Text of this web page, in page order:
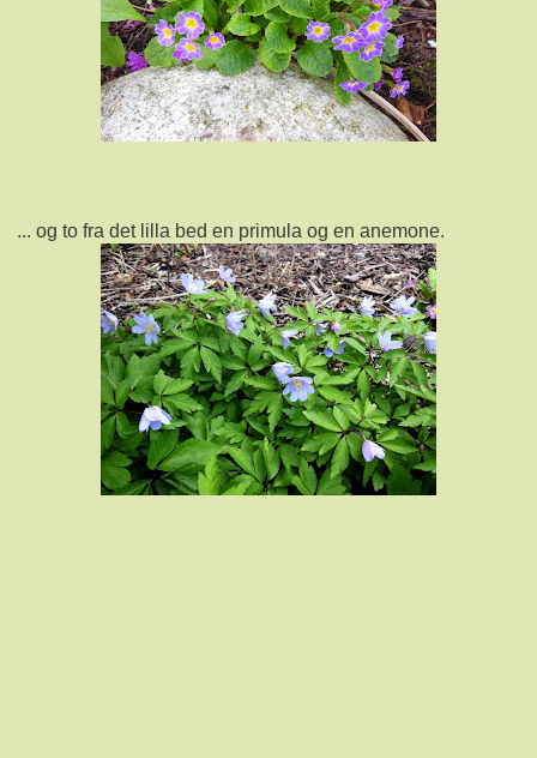
... og to fra det lilla bed en primula og en anemone.